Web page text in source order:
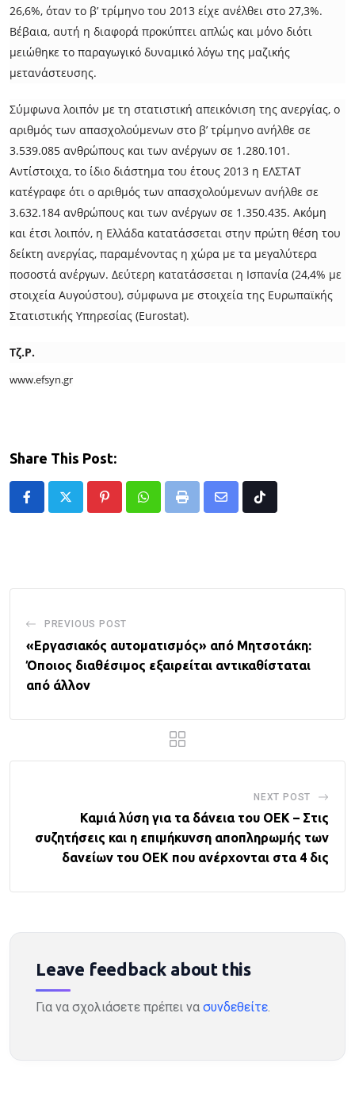
26,6%, όταν το β’ τρίμηνο του 2013 είχε ανέλθει στο 27,3%.
Βέβαια, αυτή η διαφορά προκύπτει απλώς και μόνο διότι
μειώθηκε το παραγωγικό δυναμικό λόγω της μαζικής
μετανάστευσης.
Σύμφωνα λοιπόν με τη στατιστική απεικόνιση της ανεργίας, ο
αριθµός των απασχολούµενων στο β’ τρίμηνο ανήλθε σε
3.539.085 ανθρώπους και των ανέργων σε 1.280.101.
Αντίστοιχα, το ίδιο διάστημα του έτους 2013 η ΕΛΣΤΑΤ
κατέγραφε ότι ο αριθµός των απασχολούµενων ανήλθε σε
3.632.184 ανθρώπους και των ανέργων σε 1.350.435. Ακόμη
και έτσι λοιπόν, η Ελλάδα κατατάσσεται στην πρώτη θέση του
δείκτη ανεργίας, παραμένοντας η χώρα με τα μεγαλύτερα
ποσοστά ανέργων. Δεύτερη κατατάσσεται η Ισπανία (24,4% με
στοιχεία Αυγούστου), σύμφωνα με στοιχεία της Ευρωπαϊκής
Στατιστικής Υπηρεσίας (Eurostat).
Τζ.Ρ.
www.efsyn.gr
Share This Post:
PinterestWhatsappPrint
Share
Tiktok
PREVIOUS POST
«Εργασιακός αυτοματισμός» από Μητσοτάκη:
Όποιος διαθέσιμος εξαιρείται αντικαθίσταται
από άλλον
NEXT POST
Καμιά λύση για τα δάνεια του ΟΕΚ – Στις
συζητήσεις και η επιμήκυνση αποπληρωμής των
δανείων του ΟΕΚ που ανέρχονται στα 4 δις
Leave feedback about this
Για να σχολιάσετε πρέπει να συνδεθείτε.